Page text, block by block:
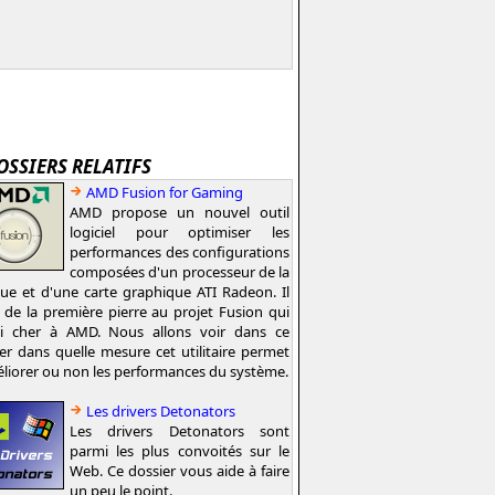
RELATIFS
AMD Fusion for Gaming
AMD propose un nouvel outil
logiciel pour optimiser les
performances des configurations
composées d'un processeur de la
et d'une carte graphique ATI Radeon. Il
de la première pierre au projet Fusion qui
cher à AMD. Nous allons voir dans ce
dans quelle mesure cet utilitaire permet
ou non les performances du système.
Les drivers Detonators
Les drivers Detonators sont
parmi les plus convoités sur le
Web. Ce dossier vous aide à faire
un peu le point.